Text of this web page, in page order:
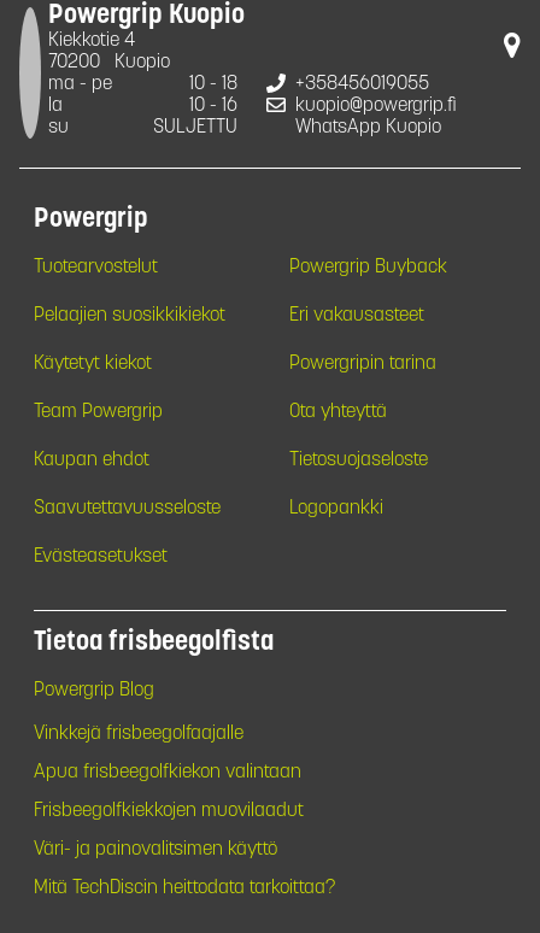
Powergrip Kuopio
Kiekkotie 4
70200
Kuopio
ma - pe
10 - 18
la
10 - 16
su
SULJETTU
+358456019055
kuopio@powergrip.fi
WhatsApp Kuopio
Powergrip
Tuotearvostelut Powergrip Buyback
Pelaajien suosikkikiekot Eri vakausasteet
Käytetyt kiekot Powergripin tarina
Team Powergrip Ota yhteyttä
Kaupan ehdot Tietosuojaseloste
Saavutettavuusseloste Logopankki
Evästeasetukset
Tietoa frisbeegolfista
Powergrip Blog
Vinkkejä frisbeegolfaajalle
Apua frisbeegolfkiekon valintaan
Frisbeegolfkiekkojen muovilaadut
Väri- ja painovalitsimen käyttö
Mitä TechDiscin heittodata tarkoittaa?